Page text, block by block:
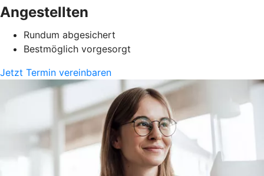
Angestellten
Rundum abgesichert
Bestmöglich vorgesorgt
Jetzt Termin vereinbaren